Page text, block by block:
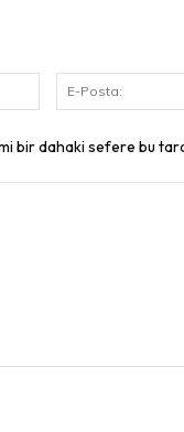
İsim:
bir dahaki sefere bu